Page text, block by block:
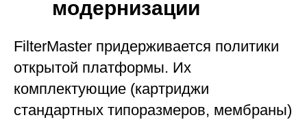
модернизации
FilterMaster придерживается политики
открытой платформы. Их
комплектующие (картриджи
стандартных типоразмеров, мембраны)